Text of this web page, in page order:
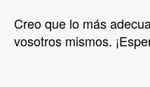
Creo que lo más
vosotros mismos.